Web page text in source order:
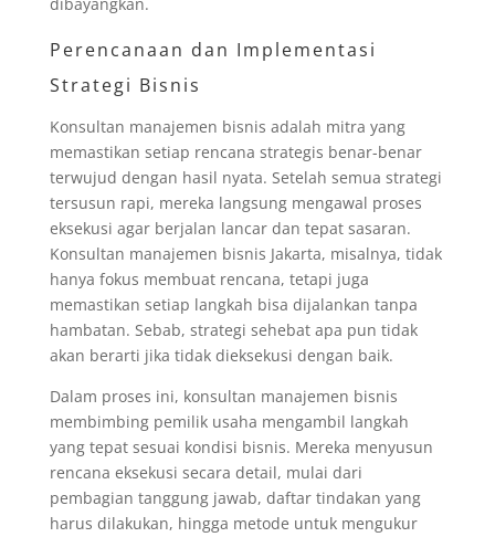
Perencanaan dan Implementasi
Strategi Bisnis
Konsultan manajemen bisnis adalah mitra yang
memastikan setiap rencana strategis benar-benar
terwujud dengan hasil nyata. Setelah semua strategi
tersusun rapi, mereka langsung mengawal proses
eksekusi agar berjalan lancar dan tepat sasaran.
Konsultan manajemen bisnis Jakarta, misalnya, tidak
hanya fokus membuat rencana, tetapi juga
memastikan setiap langkah bisa dijalankan tanpa
hambatan. Sebab, strategi sehebat apa pun tidak
akan berarti jika tidak dieksekusi dengan baik.
Dalam proses ini, konsultan manajemen bisnis
membimbing pemilik usaha mengambil langkah
yang tepat sesuai kondisi bisnis. Mereka menyusun
rencana eksekusi secara detail, mulai dari
pembagian tanggung jawab, daftar tindakan yang
harus dilakukan, hingga metode untuk mengukur